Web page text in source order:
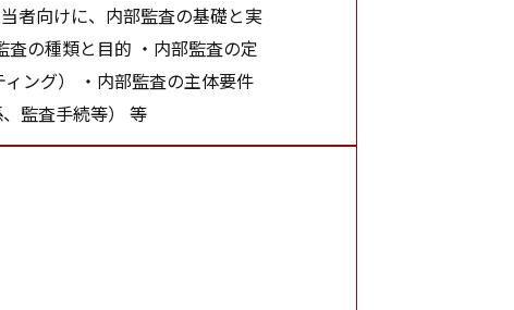
者向けに、内部監査の基礎と実
の種類と目的 ・内部監査の定
ング） ・内部監査の主体要件
監査手続等） 等